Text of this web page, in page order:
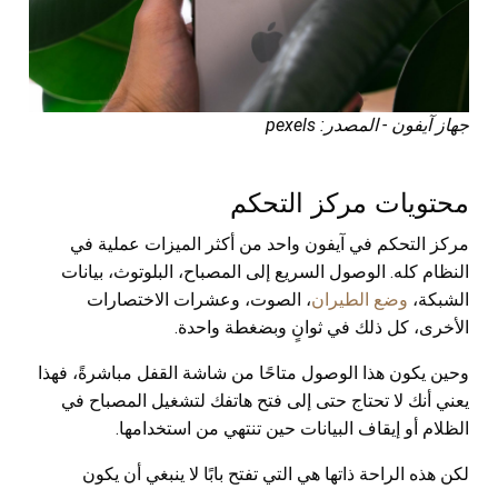
جهاز آيفون - المصدر: pexels
محتويات مركز التحكم
مركز التحكم في آيفون واحد من أكثر الميزات عملية في
النظام كله. الوصول السريع إلى المصباح، البلوتوث، بيانات
الشبكة، وضع الطيران، الصوت، وعشرات الاختصارات
الأخرى، كل ذلك في ثوانٍ وبضغطة واحدة.
وحين يكون هذا الوصول متاحًا من شاشة القفل مباشرةً، فهذا
يعني أنك لا تحتاج حتى إلى فتح هاتفك لتشغيل المصباح في
الظلام أو إيقاف البيانات حين تنتهي من استخدامها.
لكن هذه الراحة ذاتها هي التي تفتح بابًا لا ينبغي أن يكون